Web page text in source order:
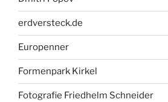
erdversteck.de
Europenner
Formenpark Kirkel
Fotografie Friedhelm Schneider